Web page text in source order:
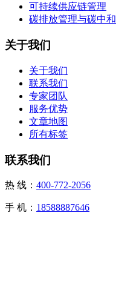
可持续供应链管理
碳排放管理与碳中和
关于我们
关于我们
联系我们
专家团队
服务优势
文章地图
所有标签
联系我们
热 线： 400-772-2056
手 机： 18588887646